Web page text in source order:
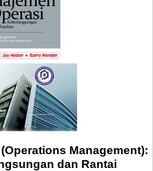
Management):
dan Rantai